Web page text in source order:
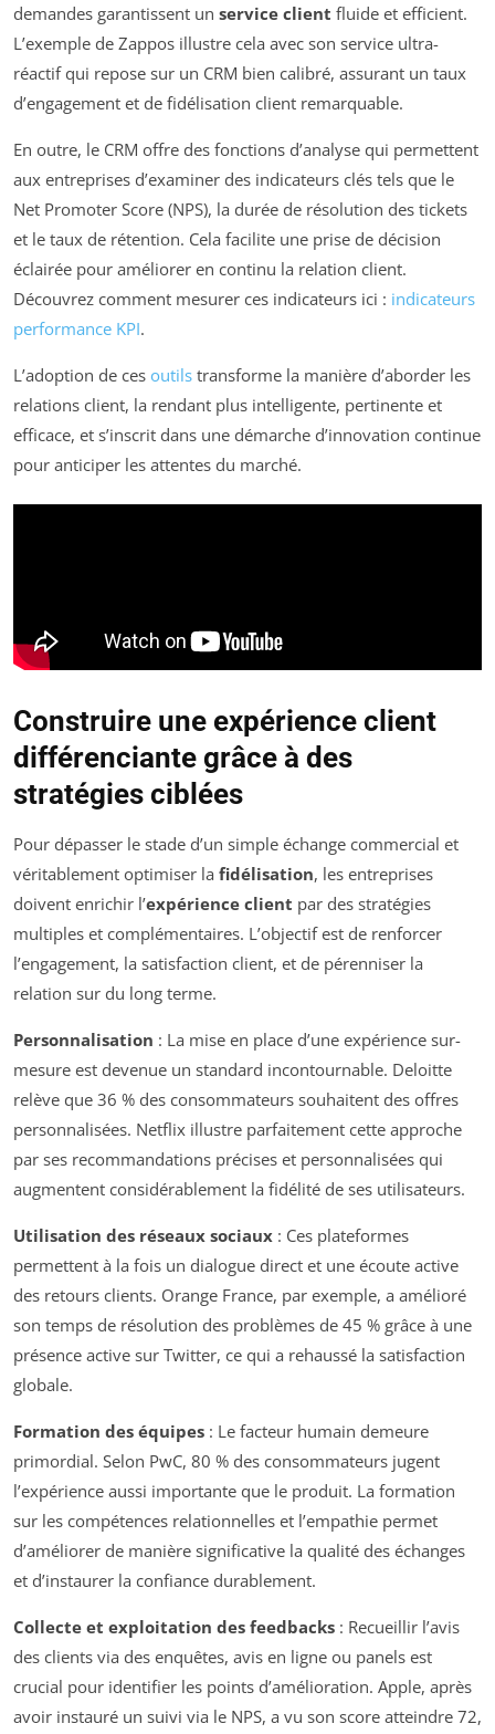
demandes garantissent un service client fluide et efficient.
L’exemple de Zappos illustre cela avec son service ultra-
réactif qui repose sur un CRM bien calibré, assurant un taux
d’engagement et de fidélisation client remarquable.
En outre, le CRM offre des fonctions d’analyse qui permettent
aux entreprises d’examiner des indicateurs clés tels que le
Net Promoter Score (NPS), la durée de résolution des tickets
et le taux de rétention. Cela facilite une prise de décision
éclairée pour améliorer en continu la relation client.
Découvrez comment mesurer ces indicateurs ici : indicateurs
performance KPI.
L’adoption de ces outils transforme la manière d’aborder les
relations client, la rendant plus intelligente, pertinente et
efficace, et s’inscrit dans une démarche d’innovation continue
pour anticiper les attentes du marché.
Construire une expérience client
différenciante grâce à des
stratégies ciblées
Pour dépasser le stade d’un simple échange commercial et
véritablement optimiser la fidélisation, les entreprises
doivent enrichir l’expérience client par des stratégies
multiples et complémentaires. L’objectif est de renforcer
l’engagement, la satisfaction client, et de pérenniser la
relation sur du long terme.
Personnalisation : La mise en place d’une expérience sur-
mesure est devenue un standard incontournable. Deloitte
relève que 36 % des consommateurs souhaitent des offres
personnalisées. Netflix illustre parfaitement cette approche
par ses recommandations précises et personnalisées qui
augmentent considérablement la fidélité de ses utilisateurs.
Utilisation des réseaux sociaux : Ces plateformes
permettent à la fois un dialogue direct et une écoute active
des retours clients. Orange France, par exemple, a amélioré
son temps de résolution des problèmes de 45 % grâce à une
présence active sur Twitter, ce qui a rehaussé la satisfaction
globale.
Formation des équipes : Le facteur humain demeure
primordial. Selon PwC, 80 % des consommateurs jugent
l’expérience aussi importante que le produit. La formation
sur les compétences relationnelles et l’empathie permet
d’améliorer de manière significative la qualité des échanges
et d’instaurer la confiance durablement.
Collecte et exploitation des feedbacks : Recueillir l’avis
des clients via des enquêtes, avis en ligne ou panels est
crucial pour identifier les points d’amélioration. Apple, après
avoir instauré un suivi via le NPS, a vu son score atteindre 72,